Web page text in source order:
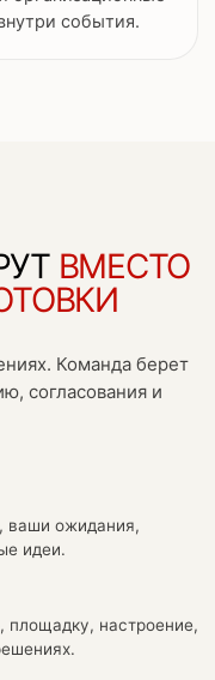
события.
ВМЕСТО
Команда берет
согласования и
ваши ожидания,
идеи.
площадку, настроение,